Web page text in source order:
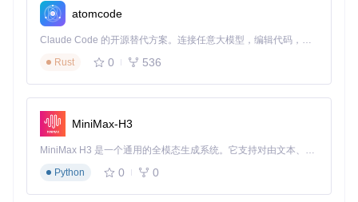
do_consistency_check
技树、地理设定的统一性，在创作过程中实时预警逻辑矛盾，
使世界观设定错误减少76%。
建立高效创作流程：从环境部署到作品定稿的实
施路径
环境部署与配置
确保系统安装Python 3.9+环境，通过以下命令克隆项目并
安装依赖：
cd AI_NovelGenerator
atomcode
Claude Code 的开源替代方案。连接任意大模型，编辑代码，运行命令，自动验证 — 全自动执行。用 Rust 构建，极致性能。 ｜ An open-source alternative to Claude Code. Connect any LLM, edit code, run commands, and verify changes — autonomously. Built in Rust for speed. Get Started
Rust
0 536
MiniMax-H3
MiniMax H3 是一个通用的全模态生成系统。它支持对由文本、图像、视频和音频组成的多模态上下文进行统一理解，并能生成分辨率高达 2K、时长可达 15 秒的带原生立体声音频的视频。得益于面向任务泛化的系统设计，H3 在预训练阶段就已具备广泛的多模态上下文理解与生成能力，能够出色地执行复杂的多模态指令。
Python
0 0